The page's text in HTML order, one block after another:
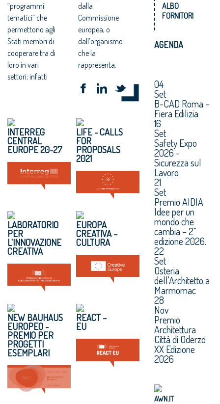
“programmi
tematici” che
permettono agli
Stati membri di
cooperare tra di
loro in vari
settori; infatti
dalla
Commissione
europea, o
dall’organismo
che la
rappresenta.
INTERREG
CENTRAL
EUROPE 20-27
LIFE - CALLS
FOR
PROPOSALS
2021
LABORATORIO
PER
L'INNOVAZIONE
CREATIVA
EUROPA
CREATIVA –
CULTURA
NEW BAUHAUS
EUROPEO -
PREMIO PER
PROGETTI
ESEMPLARI
REACT –
EU
ALBO
FORNITORI
AGENDA
04
Set
B-CAD Roma –
Fiera Edilizia
16
Set
Safety Expo
2026 -
Sicurezza sul
Lavoro
21
Set
Premio AIDIA
Idee per un
mondo che
cambia – 2^
edizione 2026.
22
Set
Osteria
dell'Architetto a
Marmomac
28
Nov
Premio
Architettura
Città di Oderzo
XX Edizione
2026
AWN.IT